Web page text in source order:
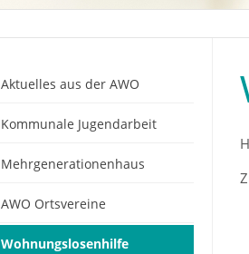
Aktuelles aus der AWO
Kommunale Jugendarbeit
Mehrgenerationenhaus
AWO Ortsvereine
Wohnungslosenhilfe